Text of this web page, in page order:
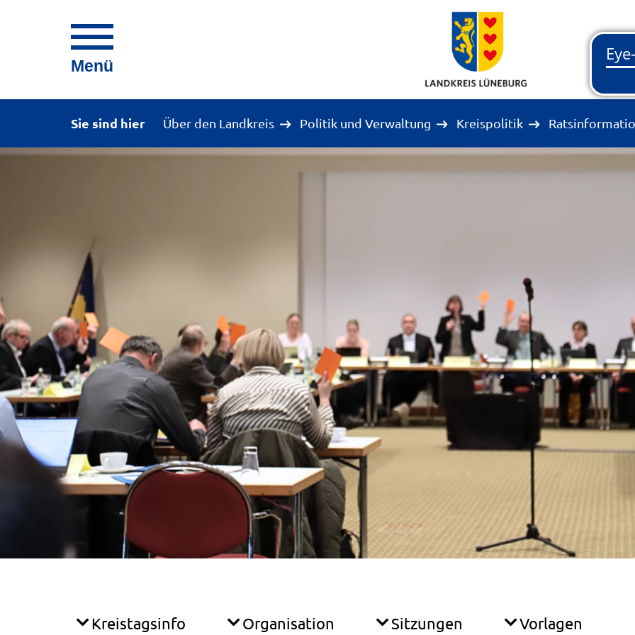
Menü
Sie sind hier Über den Landkreis Politik und Verwaltung Kreispolitik
Kreistagsinfo Organisation Sitzungen Vorlagen